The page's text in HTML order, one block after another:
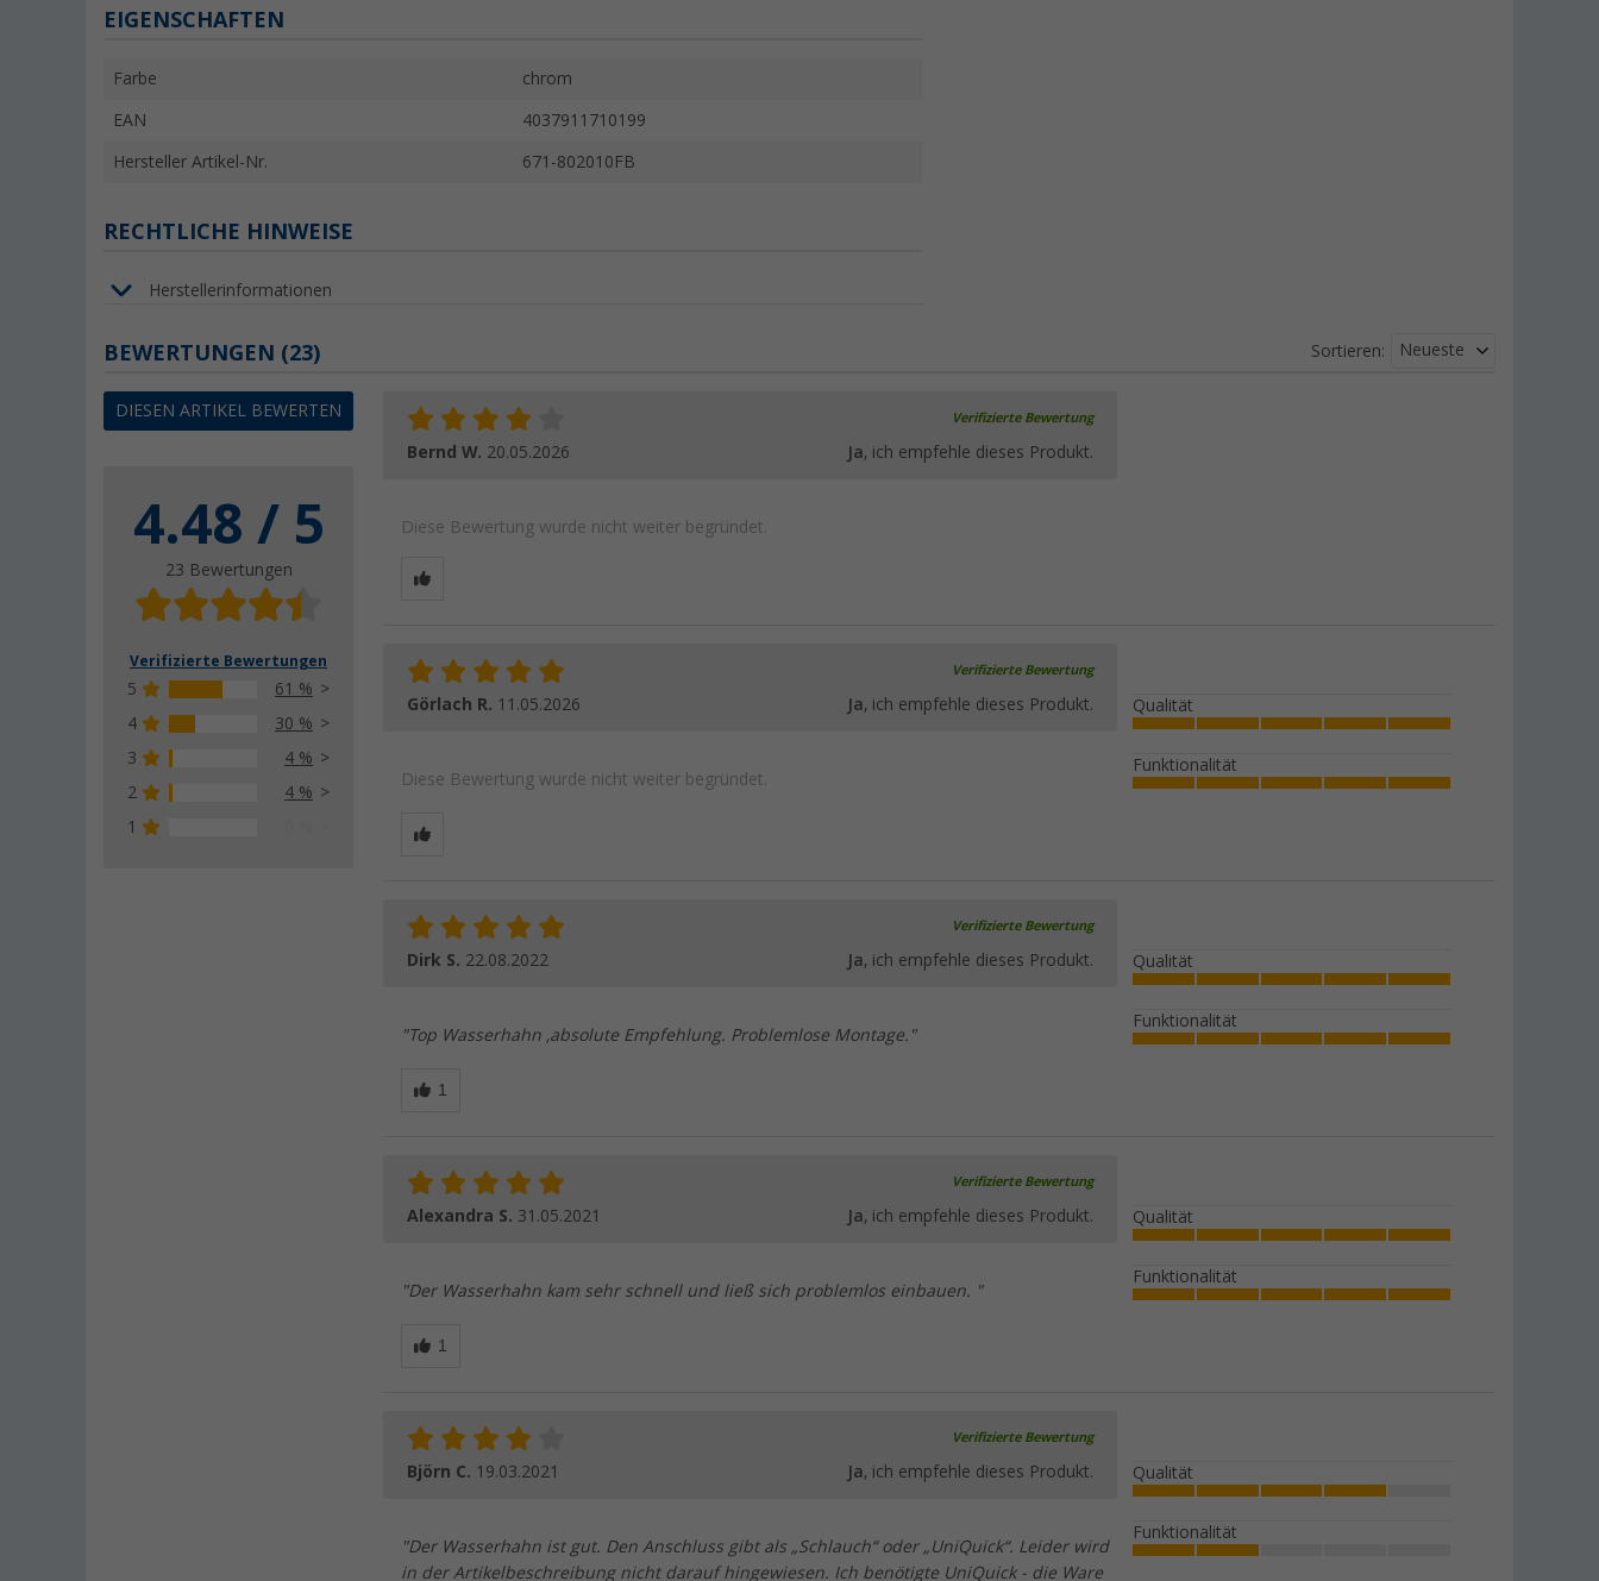
EIGENSCHAFTEN
Farbe chrom
EAN 4037911710199
Hersteller Artikel-Nr. 671-802010FB
RECHTLICHE HINWEISE
Herstellerinformationen
BEWERTUNGEN (23)
DIESEN ARTIKEL BEWERTEN
4.48 / 5
23 Bewertungen
Verifizierte Bewertungen
5
61 %
4
30 %
3
4 %
2
4 %
1
Sortieren: Neueste
Verifizierte Bewertung
Bernd W. 20.05.2026 Ja, ich empfehle dieses Produkt.
Diese Bewertung wurde nicht weiter begründet.
Verifizierte Bewertung
Görlach R. 11.05.2026 Ja, ich empfehle dieses Produkt.
Diese Bewertung wurde nicht weiter begründet.
Qualität
Funktionalität
Verifizierte Bewertung
Dirk S. 22.08.2022 Ja, ich empfehle dieses Produkt.
"Top Wasserhahn ,absolute Empfehlung. Problemlose Montage."
Qualität
Funktionalität
Verifizierte Bewertung
Alexandra S. 31.05.2021 Ja, ich empfehle dieses Produkt.
"Der Wasserhahn kam sehr schnell und ließ sich problemlos einbauen. "
Qualität
Funktionalität
Verifizierte Bewertung
Björn C. 19.03.2021 Ja, ich empfehle dieses Produkt.
"Der Wasserhahn ist gut. Den Anschluss gibt als „Schlauch“ oder „UniQuick“. Leider wird
in der Artikelbeschreibung nicht darauf hingewiesen. Ich benötigte UniQuick - die Ware
Qualität
Funktionalität